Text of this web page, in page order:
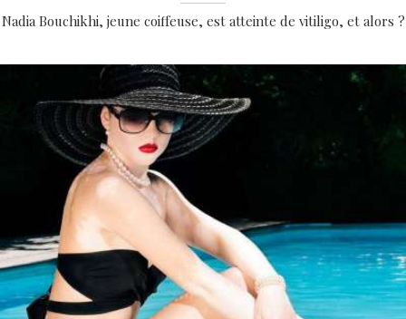
Nadia Bouchikhi, jeune coiffeuse, est atteinte de vitiligo, et alors ?